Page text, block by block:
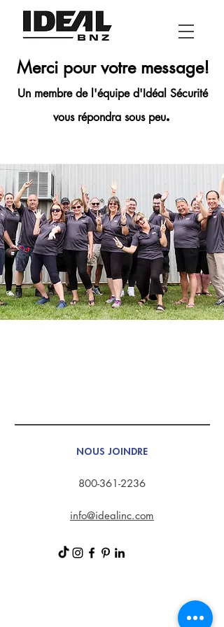
Merci pour votre message!
Un membre de l'équipe d'Idéal Sécurité
vous répondra sous peu.
NOUS JOINDRE
800-361-2236
info@idealinc.com